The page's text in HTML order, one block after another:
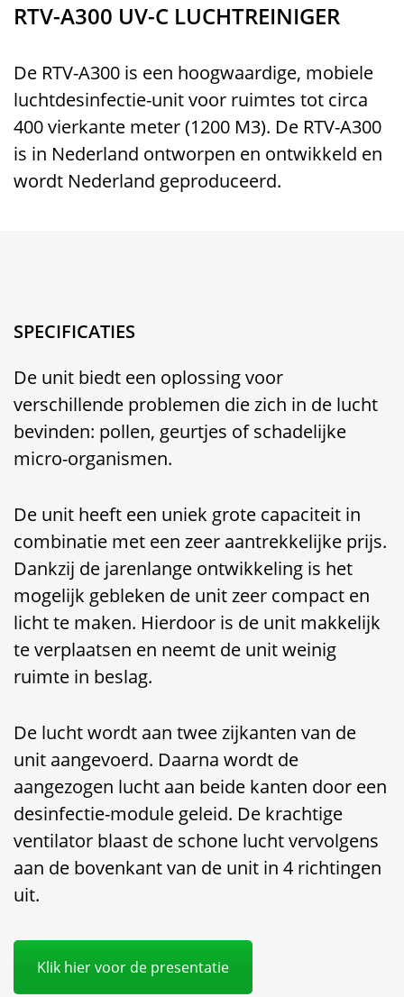
RTV-A300 UV-C LUCHTREINIGER
De RTV-A300 is een hoogwaardige, mobiele
luchtdesinfectie-unit voor ruimtes tot circa
400 vierkante meter (1200 M3). De RTV-A300
is in Nederland ontworpen en ontwikkeld en
wordt Nederland geproduceerd.
SPECIFICATIES
De unit biedt een oplossing voor
verschillende problemen die zich in de lucht
bevinden: pollen, geurtjes of schadelijke
micro-organismen.
De unit heeft een uniek grote capaciteit in
combinatie met een zeer aantrekkelijke prijs.
Dankzij de jarenlange ontwikkeling is het
mogelijk gebleken de unit zeer compact en
licht te maken. Hierdoor is de unit makkelijk
te verplaatsen en neemt de unit weinig
ruimte in beslag.
De lucht wordt aan twee zijkanten van de
unit aangevoerd. Daarna wordt de
aangezogen lucht aan beide kanten door een
desinfectie-module geleid. De krachtige
ventilator blaast de schone lucht vervolgens
aan de bovenkant van de unit in 4 richtingen
uit.
Klik hier voor de presentatie